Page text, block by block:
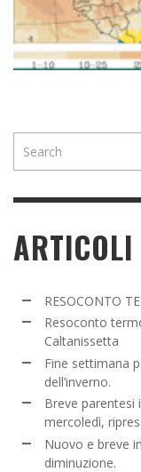
ARTICOLI
RESOCONTO
Resoconto
Caltanissetta
Fine settimana
dell’inverno.
Breve parentesi
mercoledì,
Nuovo e breve
diminuzione.